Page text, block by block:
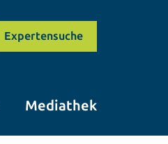
Expertensuche
Mediathek